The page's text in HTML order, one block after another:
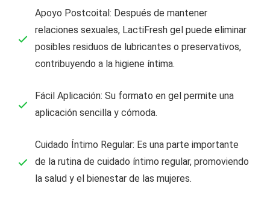
Apoyo Postcoital: Después de mantener
relaciones sexuales, LactiFresh gel puede eliminar
posibles residuos de lubricantes o preservativos,
contribuyendo a la higiene íntima.
Fácil Aplicación: Su formato en gel permite una
aplicación sencilla y cómoda.
Cuidado Íntimo Regular: Es una parte importante
de la rutina de cuidado íntimo regular, promoviendo
la salud y el bienestar de las mujeres.